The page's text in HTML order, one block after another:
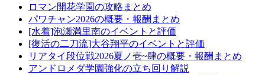
ロマン開花学園の攻略まとめ
パワチャン2026の概要・報酬まとめ
[水着]泡瀬満里南のイベントと評価
[復活の二刀流]大谷翔平のイベントと評価
リアタイ段位戦2026夏ノ壱~肆の概要・報酬まとめ
アンドロメダ学園強化の立ち回り解説